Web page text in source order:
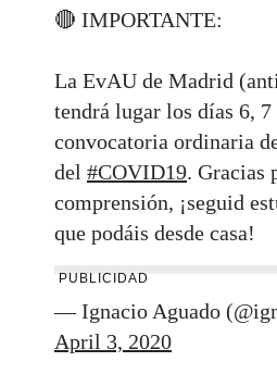
🔴 IMPORTANTE:
La EvAU de Madrid
tendrá lugar los días 6,
convocatoria ordinaria
del #COVID19. Gracias
comprensión, ¡seguid
que podáis desde casa!
PUBLICIDAD
— Ignacio Aguado
April 3, 2020